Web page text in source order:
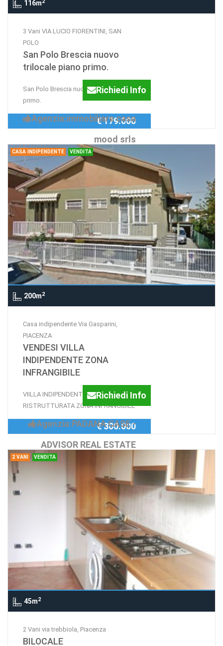
116m
3 Vani VIA LUCIO FIORENTINI, SAN
POLO
San Polo Brescia nuovo
trilocale piano primo.
San Polo Brescia nuovo trilocale piano
primo.
Richiedi Info
Agenzia:immobiliare casa
mood srls
€ 179.000
CASA INDIPENDENTE VENDITA
200m2
Casa indipendente Via Gasparini,
PIACENZA
VENDESI VILLA
INDIPENDENTE ZONA
INFRANGIBILE
VIILLA INDIPENDENTE
RISTRUTTURATA ZONA INFRANGIBILE
Richiedi Info
Agenzia:PADANA CASE -
ADVISOR REAL ESTATE
INTERNATIONAL DI
€ 300.000
2 VANI VENDITA
45m2
2 Vani via trebbiola, Piacenza
BILOCALE